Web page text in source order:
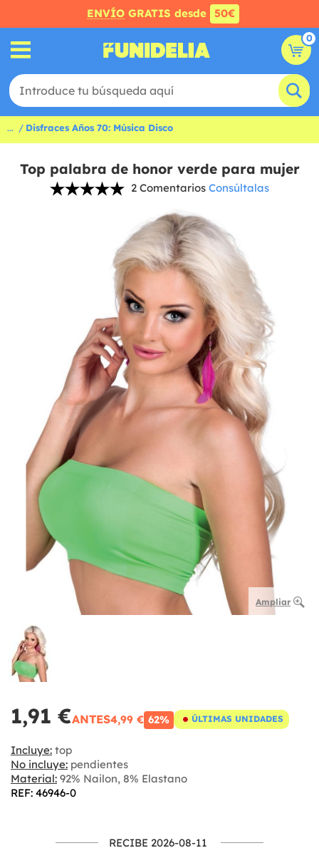
ENVÍO GRATIS desde 50€
0
... Disfraces Años 70: Música Disco
Top palabra de honor verde para mujer
2 Comentarios Consúltalas
Ampliar
1,91 €ANTES4,99 € 62% ÚLTIMAS UNIDADES
Incluye: top
No incluye: pendientes
Material: 92% Nailon, 8% Elastano
REF: 46946-0
RECIBE 2026-08-11